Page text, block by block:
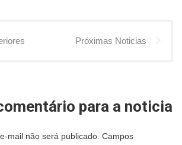
Próximas Noticias
para a noticia
mail não será publicado. Campos